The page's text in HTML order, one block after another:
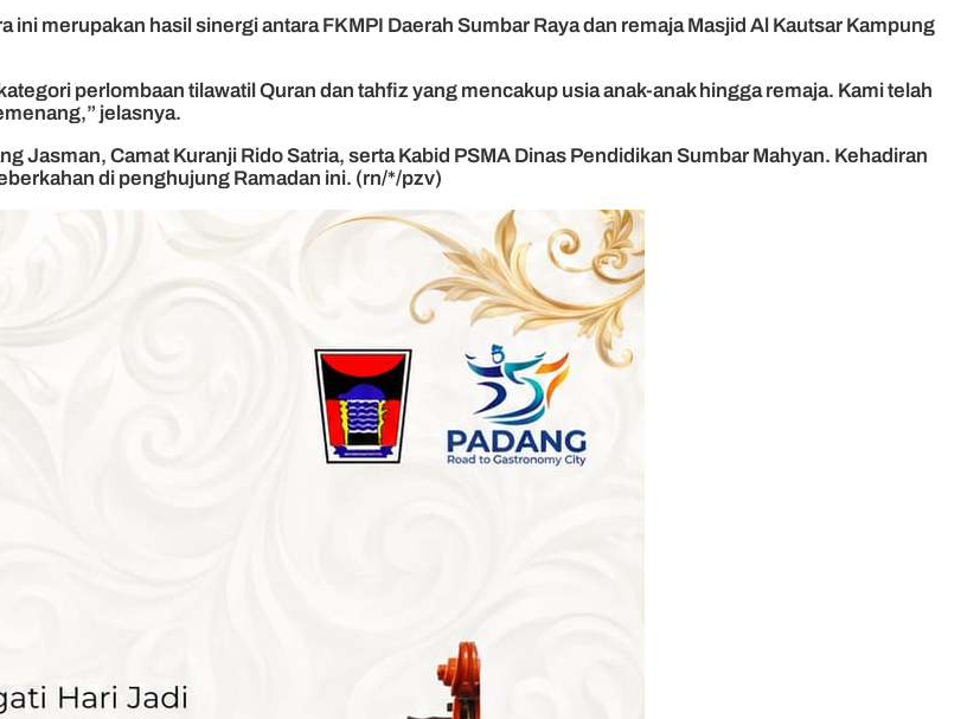
ini merupakan hasil sinergi antara FKMPI Daerah Sumbar Raya dan remaja Masjid Al Kautsar Kampung
perlombaan tilawatil Quran dan tahfiz yang mencakup usia anak-anak hingga remaja. Kami telah
jelasnya.
Jasman, Camat Kuranji Rido Satria, serta Kabid PSMA Dinas Pendidikan Sumbar Mahyan. Kehadiran
di penghujung Ramadan ini. (rn/*/pzv)